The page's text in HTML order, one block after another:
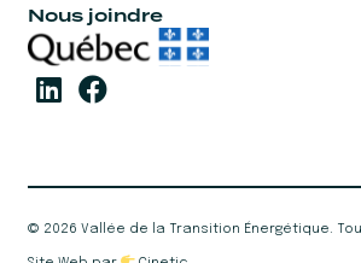
Nous joindre
© 2026 Vallée de la Transition Énergétique.